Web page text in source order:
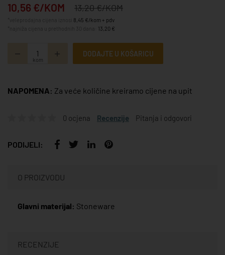
10,56 €/KOM 13,20 €/KOM
8,45 €/kom + pdv
13,20 €
kom
DODAJTE U KOŠARICU
NAPOMENA: Za veće količine kreiramo cijene na upit
0 ocjena Recenzije Pitanja i odgovori
PODIJELI:
O PROIZVODU
Glavni materijal: Stoneware
RECENZIJE